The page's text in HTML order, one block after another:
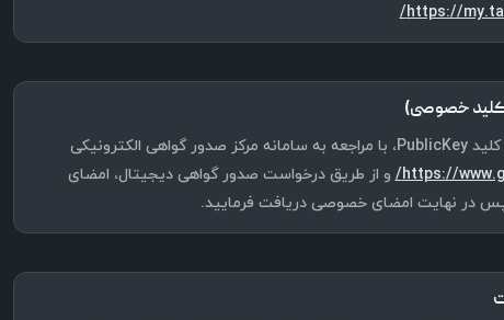
https://
خصوصی)
در مرحله قبل و پس از دریافت کلید PublicKey، با مراجعه به سامانه مرکز صدور گواهی الکترونیکی
https:// و از طریق درخواست صدور گواهی دیجیتال، امضای
در نهایت امضای خصوصی دریافت فرمایید.